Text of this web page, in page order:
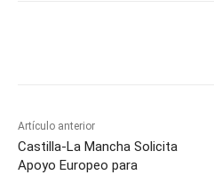
Artículo anterior
Castilla-La Mancha Solicita
Apoyo Europeo para